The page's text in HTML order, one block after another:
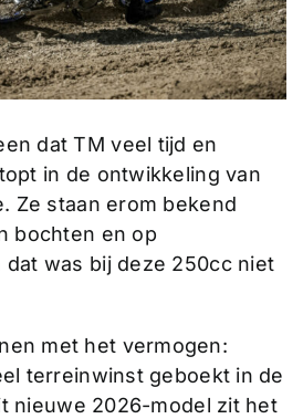
dat TM veel tijd en
in de ontwikkeling van
Ze staan erom bekend
bochten en op
was bij deze 250cc niet
met het vermogen:
terreinwinst geboekt in de
nieuwe 2026-model zit het